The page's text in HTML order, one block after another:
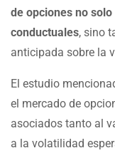
de opciones no
conductuales, sino
anticipada sobre la
El estudio
el mercado de
asociados tanto al
a la volatilidad